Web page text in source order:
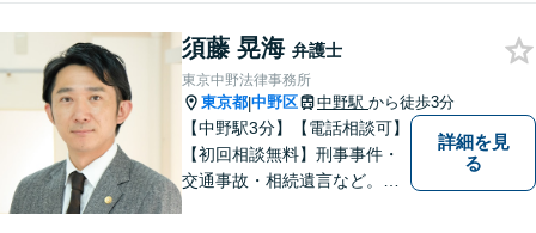
密着型の弁護士です。 おかげ
さまで、都内のみならず全国
からご相談をいただいており
ます。
須藤 晃海 弁護士
東京中野法律事務所
東京都|中野区 中野駅 から徒歩3分
【中野駅3分】【電話相談可】
【初回相談無料】刑事事件・
交通事故・相続遺言など。フ
詳細を見
る